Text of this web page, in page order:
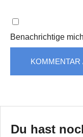
Benachrichtige
Du hast